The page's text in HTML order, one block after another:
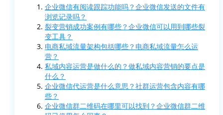
企业微信有阅读跟踪功能吗？企业微信发送的文件有
浏览记录吗？
裂变营销成功案例有哪些？企业微信可以用到哪些裂
变工具？
电商私域流量架构包括哪些？电商私域流量怎么运
营？
私域内容运营是做什么的？做私域内容营销的要点是
什么？
企业微信代运营是什么意思？社群运营包含内容有哪
些？
企业微信群二维码在哪里可以找到？企业微信群二维